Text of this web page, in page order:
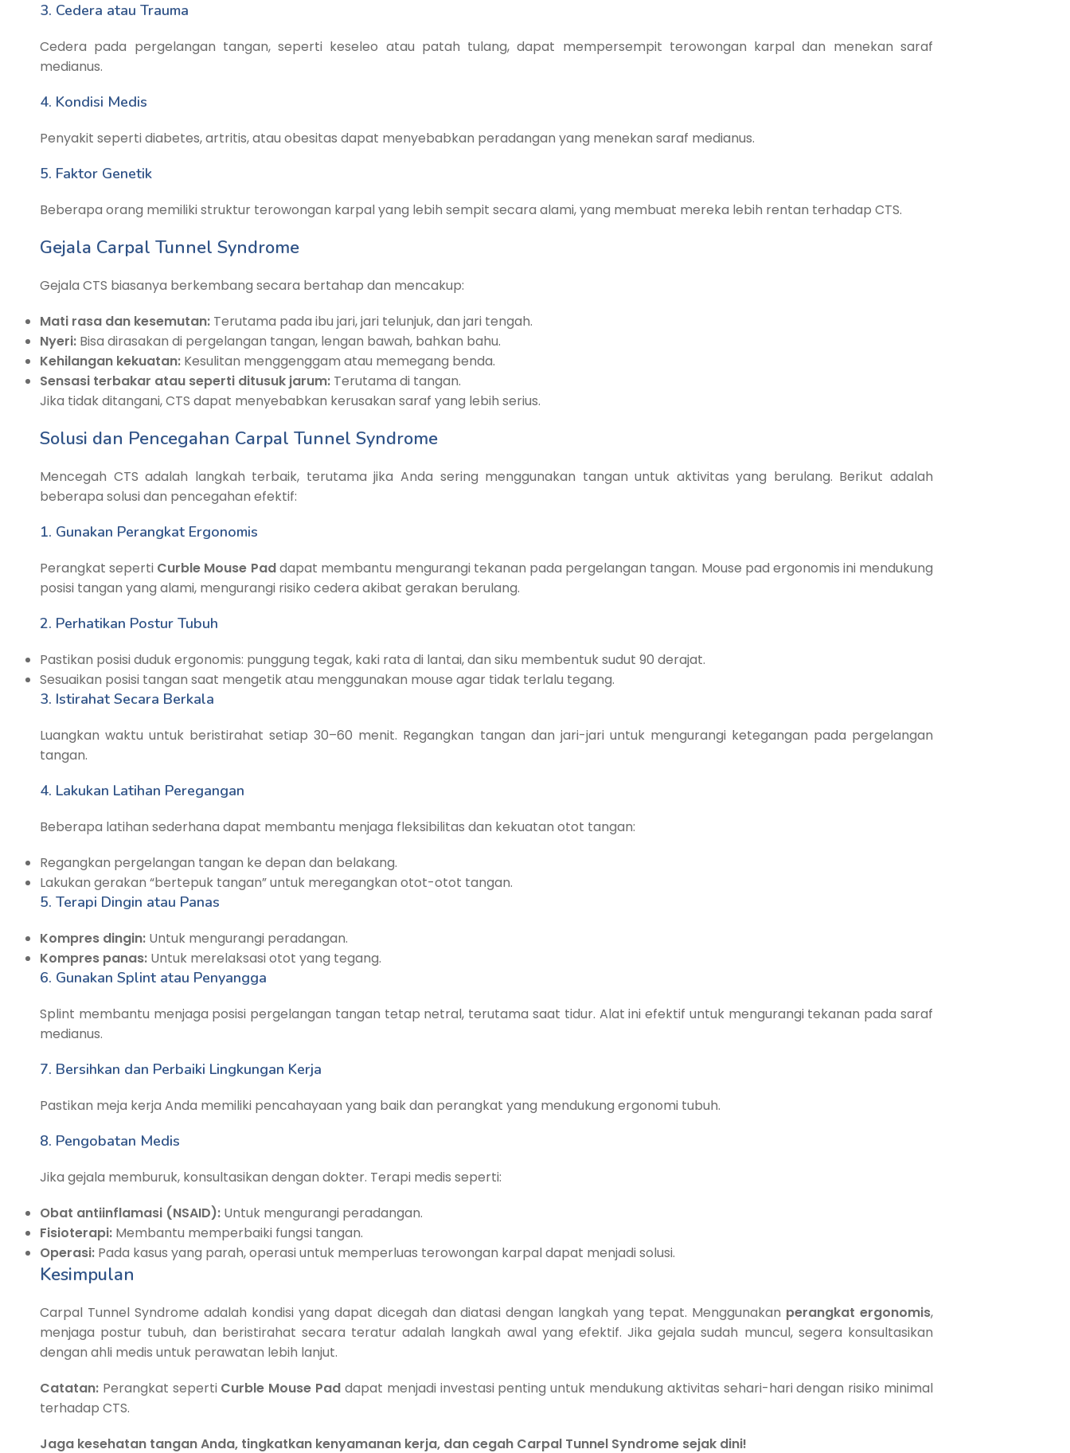
3. Cedera atau Trauma
Cedera pada pergelangan tangan, seperti keseleo atau patah tulang, dapat mempersempit terowongan karpal dan menekan saraf
medianus.
4. Kondisi Medis
Penyakit seperti diabetes, artritis, atau obesitas dapat menyebabkan peradangan yang menekan saraf medianus.
5. Faktor Genetik
Beberapa orang memiliki struktur terowongan karpal yang lebih sempit secara alami, yang membuat mereka lebih rentan terhadap CTS.
Gejala Carpal Tunnel Syndrome
Gejala CTS biasanya berkembang secara bertahap dan mencakup:
Mati rasa dan kesemutan: Terutama pada ibu jari, jari telunjuk, dan jari tengah.
Nyeri: Bisa dirasakan di pergelangan tangan, lengan bawah, bahkan bahu.
Kehilangan kekuatan: Kesulitan menggenggam atau memegang benda.
Sensasi terbakar atau seperti ditusuk jarum: Terutama di tangan.
Jika tidak ditangani, CTS dapat menyebabkan kerusakan saraf yang lebih serius.
Solusi dan Pencegahan Carpal Tunnel Syndrome
Mencegah CTS adalah langkah terbaik, terutama jika Anda sering menggunakan tangan untuk aktivitas yang berulang. Berikut adalah
beberapa solusi dan pencegahan efektif:
1. Gunakan Perangkat Ergonomis
Perangkat seperti Curble Mouse Paddapat membantu mengurangi tekanan pada pergelangan tangan. Mouse pad ergonomis ini mendukung
posisi tangan yang alami, mengurangi risiko cedera akibat gerakan berulang.
2. Perhatikan Postur Tubuh
Pastikan posisi duduk ergonomis: punggung tegak, kaki rata di lantai, dan siku membentuk sudut 90 derajat.
Sesuaikan posisi tangan saat mengetik atau menggunakan mouse agar tidak terlalu tegang.
3. Istirahat Secara Berkala
Luangkan waktu untuk beristirahat setiap 30–60 menit. Regangkan tangan dan jari-jari untuk mengurangi ketegangan pada pergelangan
tangan.
4. Lakukan Latihan Peregangan
Beberapa latihan sederhana dapat membantu menjaga fleksibilitas dan kekuatan otot tangan:
Regangkan pergelangan tangan ke depan dan belakang.
Lakukan gerakan “bertepuk tangan” untuk meregangkan otot-otot tangan.
5. Terapi Dingin atau Panas
Kompres dingin: Untuk mengurangi peradangan.
Kompres panas: Untuk merelaksasi otot yang tegang.
6. Gunakan Splint atau Penyangga
Splint membantu menjaga posisi pergelangan tangan tetap netral, terutama saat tidur. Alat ini efektif untuk mengurangi tekanan pada saraf
medianus.
7. Bersihkan dan Perbaiki Lingkungan Kerja
Pastikan meja kerja Anda memiliki pencahayaan yang baik dan perangkat yang mendukung ergonomi tubuh.
8. Pengobatan Medis
Jika gejala memburuk, konsultasikan dengan dokter. Terapi medis seperti:
Obat antiinflamasi (NSAID): Untuk mengurangi peradangan.
Fisioterapi: Membantu memperbaiki fungsi tangan.
Operasi: Pada kasus yang parah, operasi untuk memperluas terowongan karpal dapat menjadi solusi.
Kesimpulan
Carpal Tunnel Syndrome adalah kondisi yang dapat dicegah dan diatasi dengan langkah yang tepat. Menggunakan perangkat ergonomis,
menjaga postur tubuh, dan beristirahat secara teratur adalah langkah awal yang efektif. Jika gejala sudah muncul, segera konsultasikan
dengan ahli medis untuk perawatan lebih lanjut.
Catatan: Perangkat seperti Curble Mouse Pad dapat menjadi investasi penting untuk mendukung aktivitas sehari-hari dengan risiko minimal
terhadap CTS.
Jaga kesehatan tangan Anda, tingkatkan kenyamanan kerja, dan cegah Carpal Tunnel Syndrome sejak dini!